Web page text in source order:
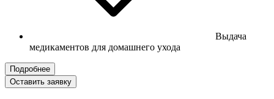
Выдача
медикаментов для домашнего ухода
Подробнее
Оставить заявку